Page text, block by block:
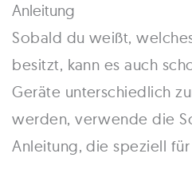
Anleitung
Sobald du weißt,
besitzt, kann es auch
Geräte unterschiedlich
werden, verwende die
Anleitung, die speziell